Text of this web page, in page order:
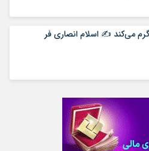
اسلام انصاری فر